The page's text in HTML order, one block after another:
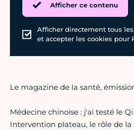
Afficher ce contenu
Afficher directement tous
et accepter les cookies pour
Le magazine de la santé,
Médecine chinoise : j'ai testé le
Intervention plateau, le rôle de